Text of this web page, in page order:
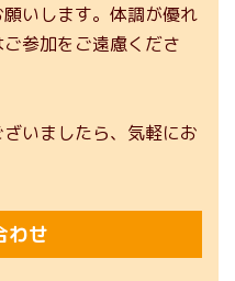
いします。体調が優れ
参加をご遠慮くださ
いましたら、気軽にお
わせ